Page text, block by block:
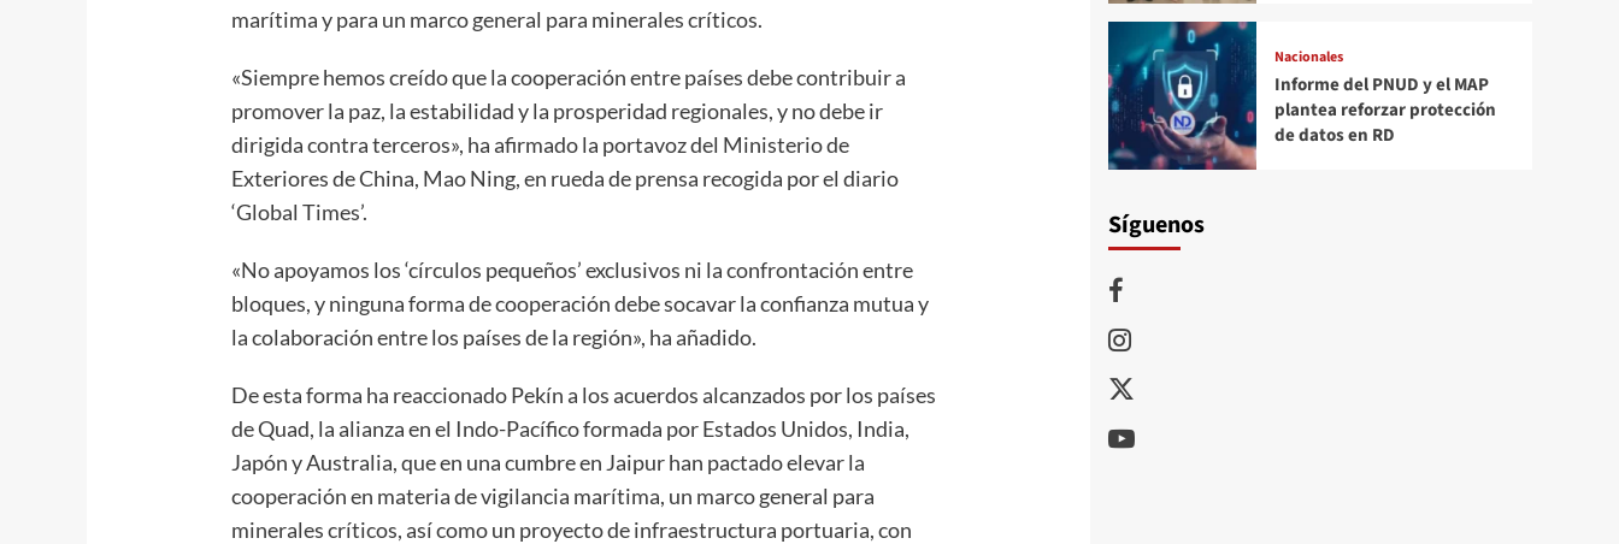
marítima y para un marco general para minerales críticos.
«Siempre hemos creído que la cooperación entre países debe contribuir a
promover la paz, la estabilidad y la prosperidad regionales, y no debe ir
dirigida contra terceros», ha afirmado la portavoz del Ministerio de
Exteriores de China, Mao Ning, en rueda de prensa recogida por el diario
‘Global Times’.
«No apoyamos los ‘círculos pequeños’ exclusivos ni la confrontación entre
bloques, y ninguna forma de cooperación debe socavar la confianza mutua y
la colaboración entre los países de la región», ha añadido.
De esta forma ha reaccionado Pekín a los acuerdos alcanzados por los países
de Quad, la alianza en el Indo-Pacífico formada por Estados Unidos, India,
Japón y Australia, que en una cumbre en Jaipur han pactado elevar la
cooperación en materia de vigilancia marítima, un marco general para
minerales críticos, así como un proyecto de infraestructura portuaria, con
Nacionales
Informe del PNUD y el MAP
plantea reforzar protección
de datos en RD
Síguenos